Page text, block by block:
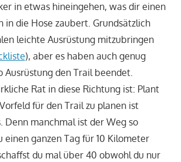
in etwas hineingehen, was dir einen
in die Hose zaubert. Grundsätzlich
leichte Ausrüstung mitzubringen
), aber es haben auch genug
Ausrüstung den Trail beendet.
Rat in diese Richtung ist: Plant
für den Trail zu planen ist
Denn manchmal ist der Weg so
einen ganzen Tag für 10 Kilometer
du mal über 40 obwohl du nur